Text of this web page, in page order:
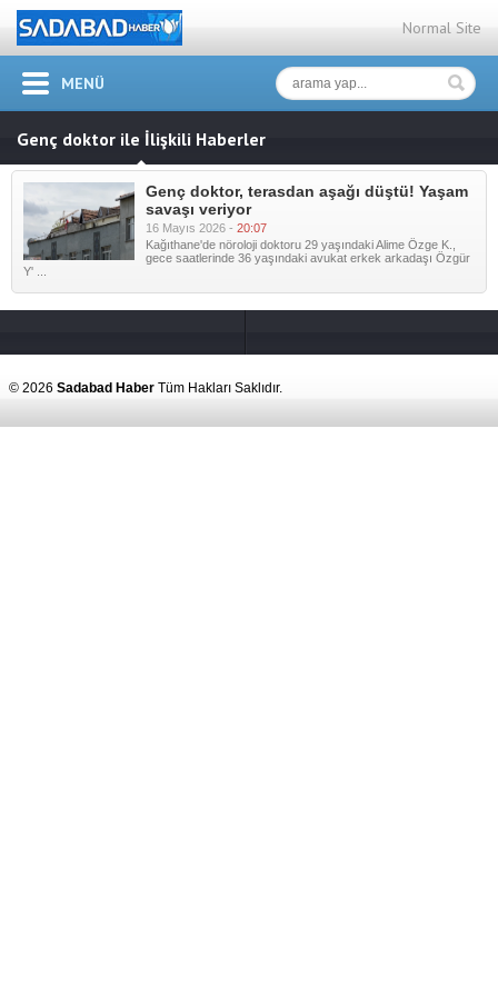
Normal Site
MENÜ
Genç doktor ile İlişkili Haberler
Genç doktor, terasdan aşağı düştü! Yaşam
savaşı veriyor
16 Mayıs 2026 - 20:07
Kağıthane'de nöroloji doktoru 29 yaşındaki Alime Özge K.,
gece saatlerinde 36 yaşındaki avukat erkek arkadaşı Özgür
Y' ...
© 2026 Sadabad Haber Tüm Hakları Saklıdır.